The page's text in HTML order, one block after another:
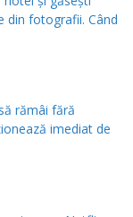
din fotografii. Când
rămâi fără
imediat de